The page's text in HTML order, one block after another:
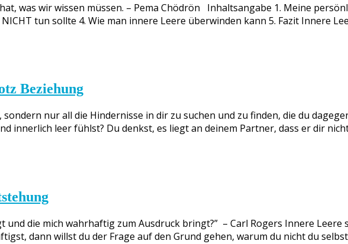
was wir wissen müssen. – Pema Chödrön Inhaltsangabe 1. Meine
tun sollte 4. Wie man innere Leere überwinden kann 5. Fazit Innere
Beziehung
nur all die Hindernisse in dir zu suchen und zu finden, die du
innerlich leer fühlst? Du denkst, es liegt an deinem Partner, dass er dir
und die mich wahrhaftig zum Ausdruck bringt?” – Carl Rogers Innere
dann willst du der Frage auf den Grund gehen, warum du nicht du